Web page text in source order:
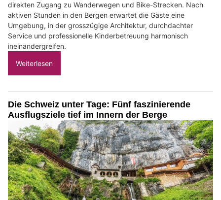
direkten Zugang zu Wanderwegen und Bike-Strecken. Nach
aktiven Stunden in den Bergen erwartet die Gäste eine
Umgebung, in der grosszügige Architektur, durchdachter
Service und professionelle Kinderbetreuung harmonisch
ineinandergreifen.
Weiterlesen
Die Schweiz unter Tage: Fünf faszinierende
Ausflugsziele tief im Innern der Berge